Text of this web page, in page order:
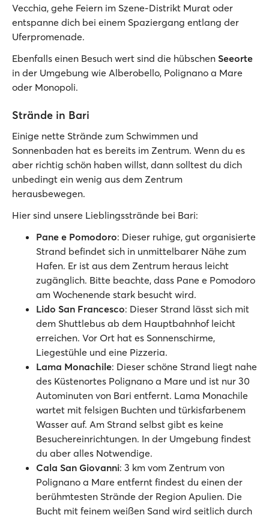
Vecchia, gehe Feiern im Szene-Distrikt Murat oder
entspanne dich bei einem Spaziergang entlang der
Uferpromenade.
Ebenfalls einen Besuch wert sind die hübschen Seeorte
in der Umgebung wie Alberobello, Polignano a Mare
oder Monopoli.
Strände in Bari
Einige nette Strände zum Schwimmen und
Sonnenbaden hat es bereits im Zentrum. Wenn du es
aber richtig schön haben willst, dann solltest du dich
unbedingt ein wenig aus dem Zentrum
herausbewegen.
Hier sind unsere Lieblingsstrände bei Bari:
Pane e Pomodoro: Dieser ruhige, gut organisierte
Strand befindet sich in unmittelbarer Nähe zum
Hafen. Er ist aus dem Zentrum heraus leicht
zugänglich. Bitte beachte, dass Pane e Pomodoro
am Wochenende stark besucht wird.
Lido San Francesco: Dieser Strand lässt sich mit
dem Shuttlebus ab dem Hauptbahnhof leicht
erreichen. Vor Ort hat es Sonnenschirme,
Liegestühle und eine Pizzeria.
Lama Monachile: Dieser schöne Strand liegt nahe
des Küstenortes Polignano a Mare und ist nur 30
Autominuten von Bari entfernt. Lama Monachile
wartet mit felsigen Buchten und türkisfarbenem
Wasser auf. Am Strand selbst gibt es keine
Besuchereinrichtungen. In der Umgebung findest
du aber alles Notwendige.
Cala San Giovanni: 3 km vom Zentrum von
Polignano a Mare entfernt findest du einen der
berühmtesten Strände der Region Apulien. Die
Bucht mit feinem weißen Sand wird seitlich durch